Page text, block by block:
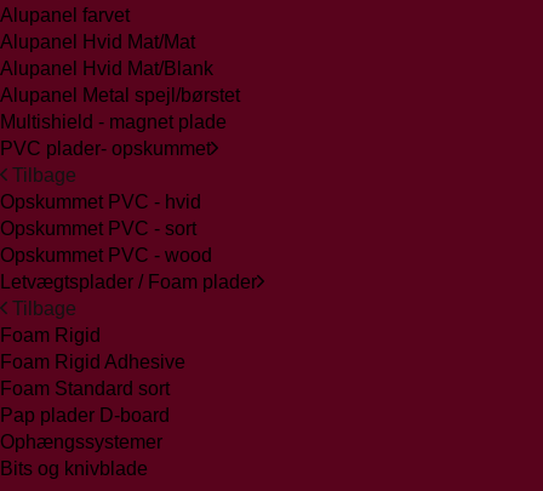
Alupanel farvet
Alupanel Hvid Mat/Mat
Alupanel Hvid Mat/Blank
Alupanel Metal spejl/børstet
Multishield - magnet plade
PVC plader- opskummet
Tilbage
Opskummet PVC - hvid
Opskummet PVC - sort
Opskummet PVC - wood
Letvægtsplader / Foam plader
Tilbage
Foam Rigid
Foam Rigid Adhesive
Foam Standard sort
Pap plader D-board
Ophængssystemer
Bits og knivblade